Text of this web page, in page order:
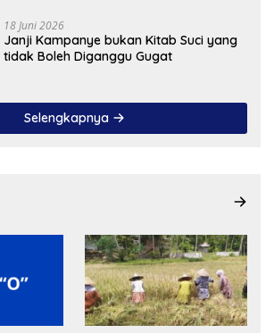
18 Juni 2026
Janji Kampanye bukan Kitab Suci yang
tidak Boleh Diganggu Gugat
Selengkapnya